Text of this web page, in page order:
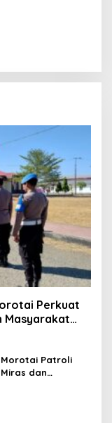
Perkuat
Masyarakat
Morotai Patroli
dan